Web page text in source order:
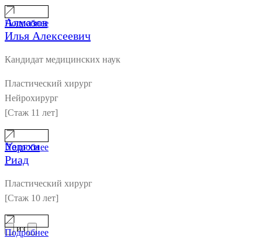
Подробнее
Алмазов
Илья Алексеевич
Кандидат медицинских наук
Пластический хирург
Нейрохирург
[Стаж 11 лет]
Подробнее
Уергхи
Риад
Пластический хирург
[Стаж 10 лет]
Подробнее
из